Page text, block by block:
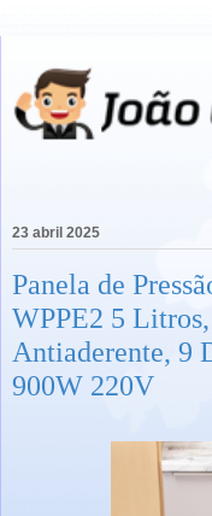
23 abril 2025
Panela de
WPPE2 5
Antiaderente, 9
900W 220V